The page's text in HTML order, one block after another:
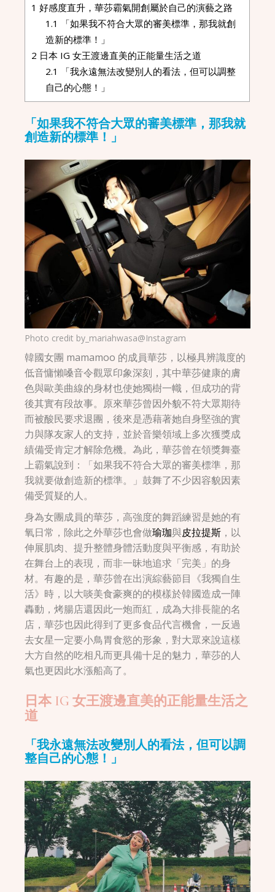
1 好感度直升，華莎霸氣開創屬於自己的演藝之路
1.1
「如果我不符合大眾的審美標準，那我就創
造新的標準！」
2 日本 IG 女王渡邊直美的正能量生活之道
2.1
「我永遠無法改變別人的看法，但可以調整
自己的心態！」
「如果我不符合大眾的審美標準，那我就
創造新的標準！」
Photo credit by _mariahwasa@Instagram
韓國女團 mamamoo 的成員華莎，以極具辨識度的
低音慵懶嗓音令觀眾印象深刻，其中華莎健康的膚
色與歐美曲線的身材也使她獨樹一幟，但成功的背
後其實有段故事。原來華莎曾因外貌不符大眾期待
而被酸民要求退團，後來是憑藉著她自身堅強的實
力與隊友家人的支持，並於音樂領域上多次獲獎成
績備受肯定才解除危機。為此，華莎曾在領獎舞臺
上霸氣說到：「如果我不符合大眾的審美標準，那
我就要做創造新的標準。」鼓舞了不少因容貌因素
備受質疑的人。
身為女團成員的華莎，高強度的舞蹈練習是她的有
氧日常，除此之外華莎也會做瑜珈與皮拉提斯 ，以
伸展肌肉、提升整體身體活動度與平衡感，有助於
在舞台上的表現，而非一昧地追求「完美」的身
材。有趣的是，華莎曾在出演綜藝節目《我獨自生
活》時，以大啖美食豪爽的的模樣於韓國造成一陣
轟動，烤腸店還因此一炮而紅，成為大排長龍的名
店，華莎也因此得到了更多食品代言機會，一反過
去女星一定要小鳥胃食慾的形象，對大眾來說這樣
大方自然的吃相凡而更具備十足的魅力，華莎的人
氣也更因此水漲船高了。
日本 IG 女王渡邊直美的正能量生活之
道
「我永遠無法改變別人的看法，但可以調
整自己的心態！」